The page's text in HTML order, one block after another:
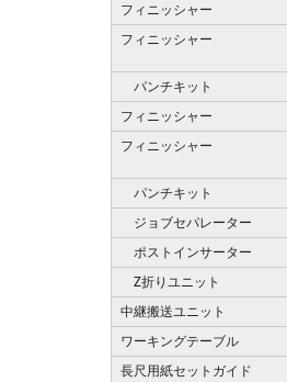
フィニッシャー
フィニッシャー
パンチキット
フィニッシャー
フィニッシャー
パンチキット
ジョブセパレーター
ポストインサーター
Z折りユニット
中継搬送ユニット
ワーキングテーブル
長尺用紙セットガイド